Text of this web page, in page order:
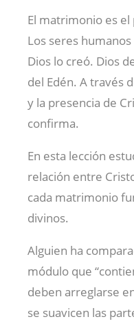
El matrimonio es
Los seres
Dios lo creó. Dios
del Edén. A través
y la presencia de
confirma.
En esta lección
relación entre
cada matrimonio
divinos.
Alguien ha
módulo que
deben arreglarse
se suavicen las